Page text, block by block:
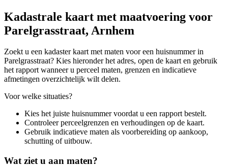
Kadastrale kaart met maatvoering voor
Parelgrasstraat, Arnhem
Zoekt u een kadaster kaart met maten voor een huisnummer in
Parelgrasstraat? Kies hieronder het adres, open de kaart en gebruik
het rapport wanneer u perceel maten, grenzen en indicatieve
afmetingen overzichtelijk wilt delen.
Voor welke situaties?
Kies het juiste huisnummer voordat u een rapport bestelt.
Controleer perceelgrenzen en verhoudingen op de kaart.
Gebruik indicatieve maten als voorbereiding op aankoop,
schutting of uitbouw.
Wat ziet u aan maten?